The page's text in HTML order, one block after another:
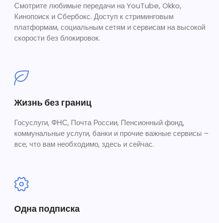
Смотрите любимые передачи на YouTube, Okko,
Кинопоиск и Сбербокс. Доступ к стриминговым
платформам, социальным сетям и сервисам на высокой
скорости без блокировок.
Жизнь без границ
Госуслуги, ФНС, Почта России, Пенсионный фонд,
коммунальные услуги, банки и прочие важные сервисы –
все, что вам необходимо, здесь и сейчас.
Одна подписка